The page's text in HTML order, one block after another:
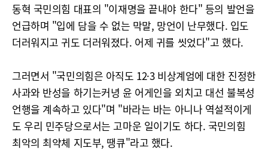
동혁 국민의힘 대표의 "이재명을 끝내야 한다" 등의 발언을
언급하며 "입에 담을 수 없는 막말, 망언이 난무했다. 입도
더러워지고 귀도 더러워졌다. 어제 귀를 씻었다"고 했다.
그러면서 "국민의힘은 아직도 12·3 비상계엄에 대한 진정한
사과와 반성을 하기는커녕 윤 어게인을 외치고 대선 불복성
언행을 계속하고 있다"며 "바라는 바는 아니나 역설적이게
도 우리 민주당으로서는 고마운 일이기도 하다. 국민의힘
최악의 최약체 지도부, 땡큐"라고 했다.